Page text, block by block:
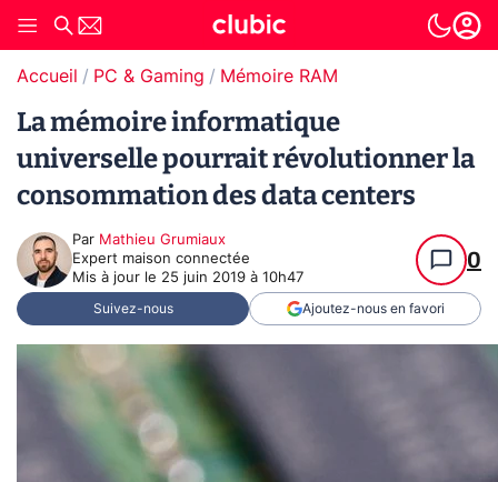
Accueil PC & Gaming Mémoire RAM
La mémoire informatique
universelle pourrait révolutionner la
consommation des data centers
Par Mathieu Grumiaux
Expert maison connectée
Mis à jour le 25 juin 2019 à 10h47
0
Suivez-nous Ajoutez-nous en favori